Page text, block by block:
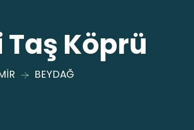
Köprü
BEYDAĞ